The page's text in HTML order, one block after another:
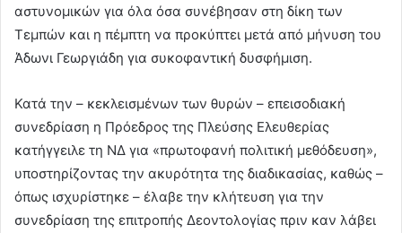
αστυνομικών για όλα όσα συνέβησαν στη δίκη των
Τεμπών και η πέμπτη να προκύπτει μετά από μήνυση του
Άδωνι Γεωργιάδη για συκοφαντική δυσφήμιση.
Κατά την – κεκλεισμένων των θυρών – επεισοδιακή
συνεδρίαση η Πρόεδρος της Πλεύσης Ελευθερίας
κατήγγειλε τη ΝΔ για «πρωτοφανή πολιτική μεθόδευση»,
υποστηρίζοντας την ακυρότητα της διαδικασίας, καθώς –
όπως ισχυρίστηκε – έλαβε την κλήτευση για την
συνεδρίαση της επιτροπής Δεοντολογίας πριν καν λάβει